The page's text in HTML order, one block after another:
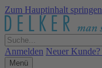
Zum Hauptinhalt springen
Anmelden Neuer Kunde?
Menü